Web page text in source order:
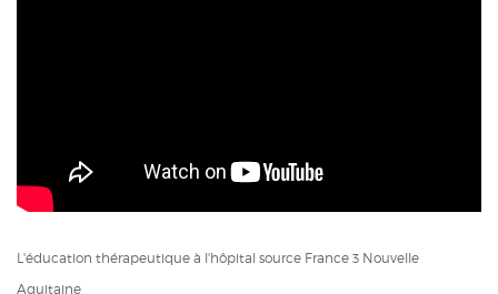
L'éducation thérapeutique à l'hôpital source France 3 Nouvelle
Aquitaine